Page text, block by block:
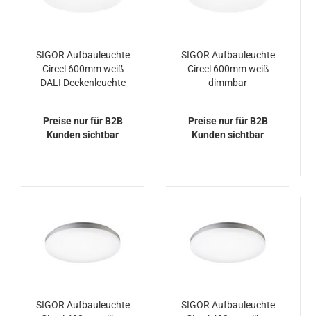
SIGOR Aufbauleuchte
Circel 600mm weiß
DALI Deckenleuchte
Preise nur für B2B
Kunden sichtbar
SIGOR Aufbauleuchte
Circel 600mm weiß
dimmbar
5000/6600lm
Preise nur für B2B
Kunden sichtbar
SIGOR Aufbauleuchte
SIGOR Aufbauleuchte